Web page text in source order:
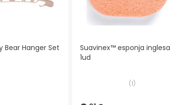
Bear Hanger Set
Suavinex™ esponja inglesa
1ud
(1)